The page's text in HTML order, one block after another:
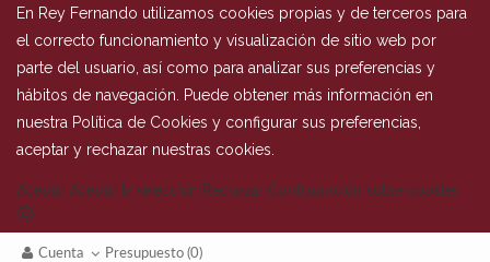
En Rey Fernando utilizamos cookies propias y de terceros para
el correcto funcionamiento y visualización de sitio web por
parte del usuario, así como para analizar sus preferencias y
hábitos de navegación. Puede obtener más información en
nuestra Política de Cookies y configurar sus preferencias,
aceptar y rechazar nuestras cookies.
Acepto Acepto la selección Rechazar Configuración sobre cookies
Cuenta Presupuesto (0)